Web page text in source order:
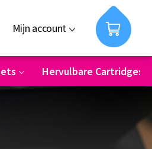
Mijn account
Hervulbare Cartridges